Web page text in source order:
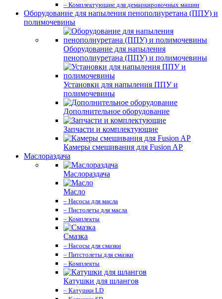
– Комплектующие для демаркировочных машин
Оборудование для напыления пенополиуретана (ППУ) и
полимочевины
Оборудование для напыления
пенополиуретана (ППУ) и полимочевины
Установки для напыления ППУ и
полимочевины
Дополнительное оборудование
Запчасти и комплектующие
Камеры смешивания для Fusion AP
Маслораздача
Маслораздача
Масло
– Насосы для масла
– Пистолеты для масла
– Комплекты
Смазка
– Насосы для смазки
– Питстолеты для смазки
– Комплекты
Катушки для шлангов
– Катушки LD